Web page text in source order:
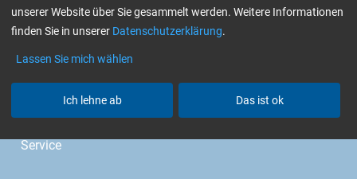
GL (Boote / Windkraft)
chemikalienbeständig
Service
unserer Website über Sie gesammelt werden. Weitere Informationen
finden Sie in unserer Datenschutzerklärung.
Lassen Sie mich wählen
Ich lehne ab Das ist ok